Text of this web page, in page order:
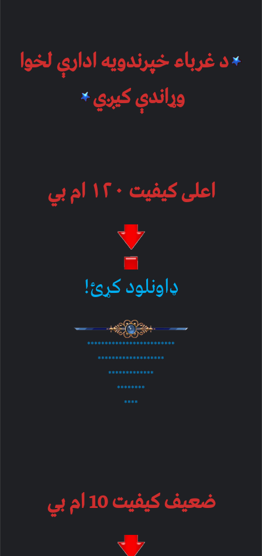
د غرباء خپرندویه ادارې لخوا
وړاندې کیږي
اعلی کیفیت ۱۲۰ ام بي
ډاونلود کړئ!
*************************
*******************
*************
********
****
ضعیف کیفیت 10 ام بي